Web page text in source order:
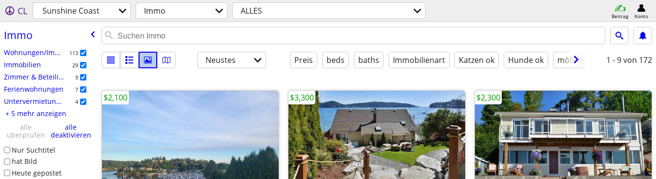
CL Sunshine Coast Immo ALLES Beitrag Konto
Immo
Wohnungen/Immo zur Miete 113
Immobilien 29
Zimmer & Beteiligungen/WGs 9
Ferienwohnungen 7
Untervermietungen & Befristete Angebote 4
+ 5 mehr anzeigen
alle
überprüfen
alle
deaktivieren
Nur Suchtitel
hat Bild
Heute gepostet
Neustes Preis beds baths Immobilienart Katzen ok Hunde ok möbliert 1 - 9von 172
$2,100 $3,300 $2,300